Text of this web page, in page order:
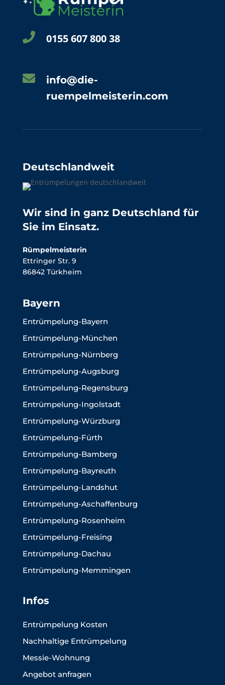
 0155 607 800 38

info@die-
ruempelmeisterin.com
Deutschlandweit
Wir sind in ganz Deutschland für
Sie im Einsatz.
Rümpelmeisterin
Ettringer Str. 9
86842 Türkheim
Bayern
Entrümpelung-Bayern
Entrümpelung-München
Entrümpelung-Nürnberg
Entrümpelung-Augsburg
Entrümpelung-Regensburg
Entrümpelung-Ingolstadt
Entrümpelung-Würzburg
Entrümpelung-Fürth
Entrümpelung-Bamberg
Entrümpelung-Bayreuth
Entrümpelung-Landshut
Entrümpelung-Aschaffenburg
Entrümpelung-Rosenheim
Entrümpelung-Freising
Entrümpelung-Dachau
Entrümpelung-Memmingen
Infos
Entrümpelung Kosten
Nachhaltige Entrümpelung
Messie-Wohnung
Angebot anfragen